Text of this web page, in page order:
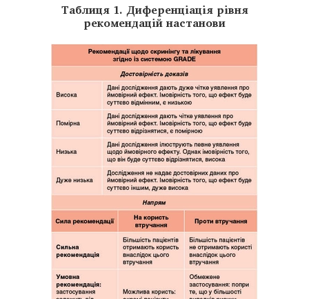
Таблиця 1. Диференціація рівня
рекомендацій настанови